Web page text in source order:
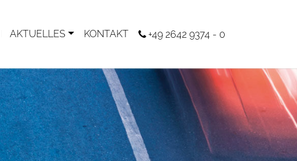
AKTUELLES KONTAKT +49 2642 9374 - 0